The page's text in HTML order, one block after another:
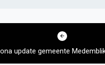
update gemeente